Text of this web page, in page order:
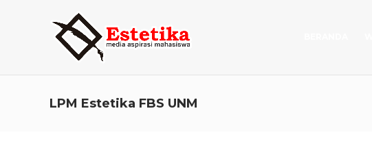
LPM Estetika FBS UNM